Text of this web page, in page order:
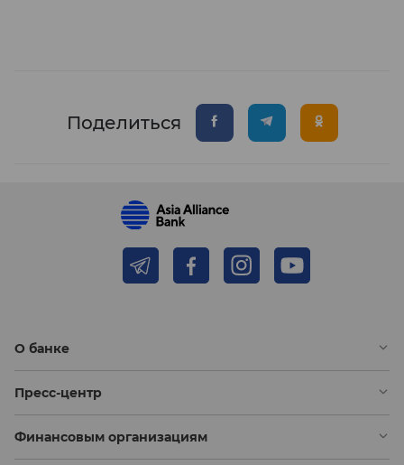
Поделиться
О банке
Пресс-центр
Финансовым организациям